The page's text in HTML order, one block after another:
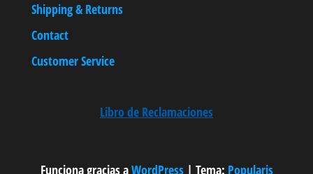
Shipping & Returns
Contact
Customer Service
Libro de Reclamaciones
Funciona gracias aWordPress | Tema: Popularis